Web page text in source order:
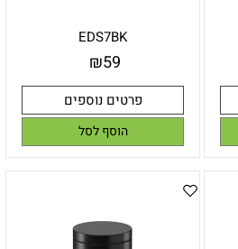
EDS7BK
₪59
פרטים נוספים
הוסף לסל